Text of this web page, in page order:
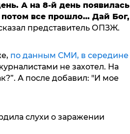
А на 8-й день появилась
потом все прошло… Дай Бог,
представитель ОПЗЖ.
по данным СМИ, в середине
не захотел. На
А после добавил: "И мое
слухи о заражении